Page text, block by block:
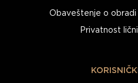
Obaveštenje o
Privatnost